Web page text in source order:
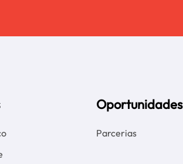
Oportunidades
Parcerias